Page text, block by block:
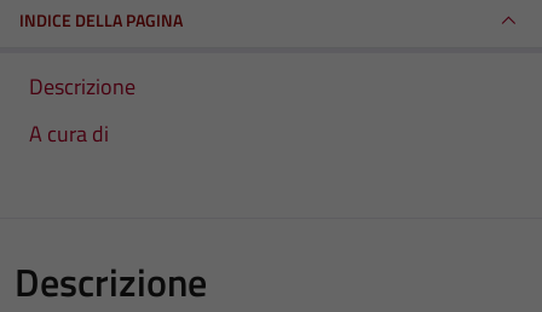
INDICE DELLA PAGINA
Descrizione
A cura di
Descrizione